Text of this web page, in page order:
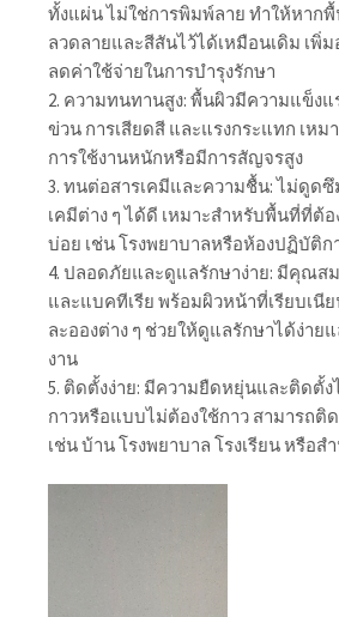
ทั้งแผ่น ไม่ใช่การพิมพ์ลาย ทำให้หาก
ลวดลายและสีสันไว้ได้เหมือนเดิม เพิ่
ลดค่าใช้จ่ายในการบำรุงรักษา
2. ความทนทานสูง: พื้นผิวมีความแข็ง
ข่วน การเสียดสี และแรงกระแทก เห
การใช้งานหนักหรือมีการสัญจรสูง
3. ทนต่อสารเคมีและความชื้น: ไม่ดูด
เคมีต่าง ๆ ได้ดี เหมาะสำหรับพื้นที่ที่ต้
บ่อย เช่น โรงพยาบาลหรือห้องปฏิบัติก
4. ปลอดภัยและดูแลรักษาง่าย: มีคุณส
และแบคทีเรีย พร้อมผิวหน้าที่เรียบเนี
ละอองต่าง ๆ ช่วยให้ดูแลรักษาได้ง่า
งาน
5. ติดตั้งง่าย: มีความยืดหยุ่นและติดตั้
กาวหรือแบบไม่ต้องใช้กาว สามารถติ
เช่น บ้าน โรงพยาบาล โรงเรียน หรือส